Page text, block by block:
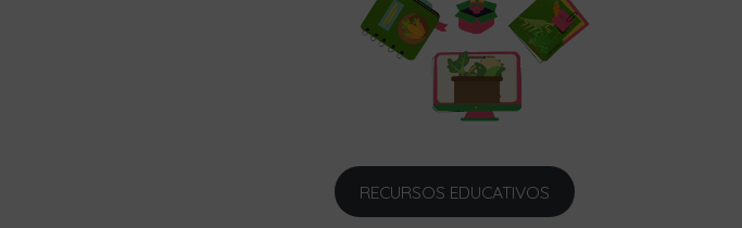
RECURSOS EDUCATIVOS